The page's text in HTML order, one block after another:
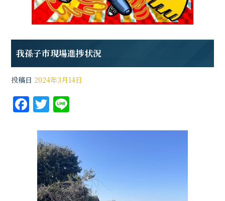
我孫子市現場進捗状況
投稿日 2024年3月14日
F
a
c
e
b
o
T
w
it
te
r
e